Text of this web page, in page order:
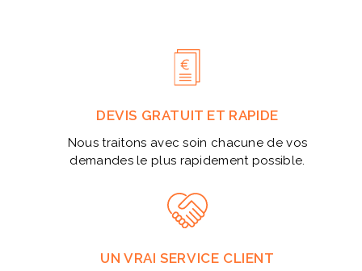
DEVIS GRATUIT ET RAPIDE
Nous traitons avec soin chacune de vos
demandes le plus rapidement possible.
UN VRAI SERVICE CLIENT